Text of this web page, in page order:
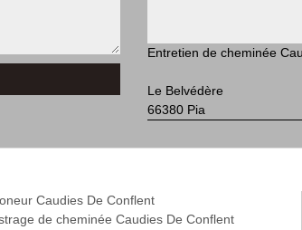
Entretien de cheminée
Le Belvédère
66380 Pia
Caudies De Conflent
de cheminée Caudies De Conflent